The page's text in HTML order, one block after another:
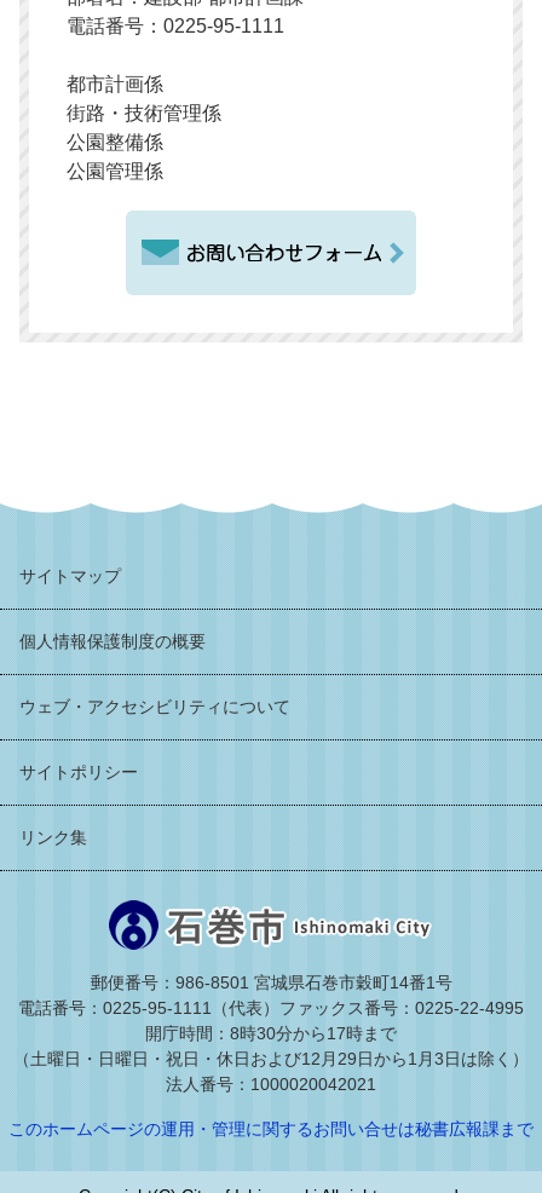
電話番号：0225-95-1111
都市計画係
街路・技術管理係
公園整備係
公園管理係
サイトマップ
個人情報保護制度の概要
ウェブ・アクセシビリティについて
サイトポリシー
リンク集
郵便番号：986-8501 宮城県石巻市穀町14番1号
電話番号：0225-95-1111（代表） ファックス番号：0225-22-4995
開庁時間：8時30分から17時まで
（土曜日・日曜日・祝日・休日および12月29日から1月3日は除く）
法人番号：1000020042021
このホームページの運用・管理に関するお問い合せは秘書広報課まで